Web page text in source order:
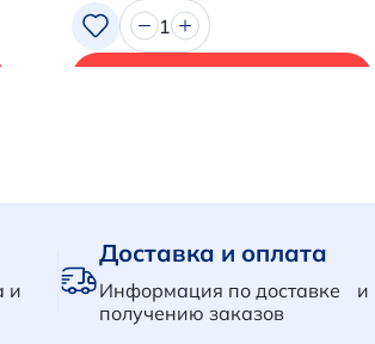
1
и
Доставка и оплата
Информация по доставке и
получению заказов